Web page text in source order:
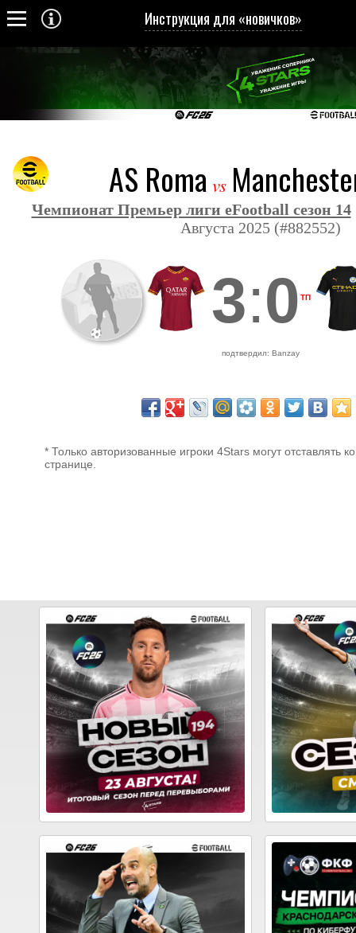
Инструкция для «новичков»
AS Roma vs
Чемпионат Премьер лиги eFootball сезон 14
Августа 2025 (#882552)
3:0 ТП
подтвердил: Banzay
* Только авторизованные игроки 4Stars могут отставлять
странице.